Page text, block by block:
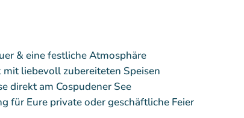
& eine festliche Atmosphäre
liebevoll zubereiteten Speisen
direkt am Cospudener See
für Eure private oder geschäftliche Feier